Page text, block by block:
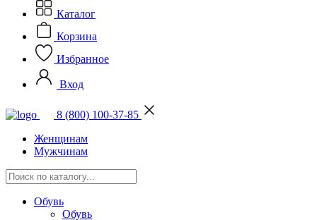
Каталог
Корзина
Избранное
Вход
8 (800) 100-37-85
Женщинам
Мужчинам
Обувь
Обувь